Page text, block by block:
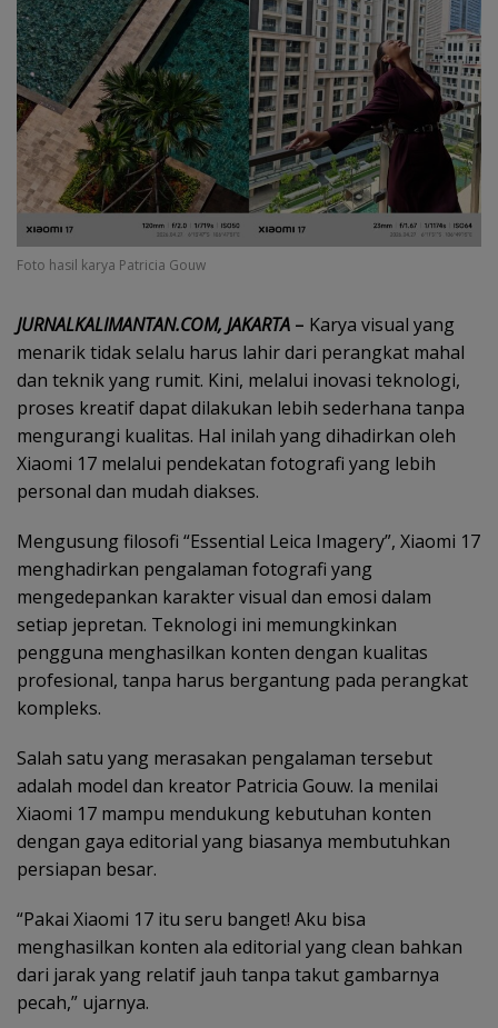
Foto hasil karya Patricia Gouw
JURNALKALIMANTAN.COM, JAKARTA – Karya visual yang
menarik tidak selalu harus lahir dari perangkat mahal
dan teknik yang rumit. Kini, melalui inovasi teknologi,
proses kreatif dapat dilakukan lebih sederhana tanpa
mengurangi kualitas. Hal inilah yang dihadirkan oleh
Xiaomi 17 melalui pendekatan fotografi yang lebih
personal dan mudah diakses.
Mengusung filosofi “Essential Leica Imagery”, Xiaomi 17
menghadirkan pengalaman fotografi yang
mengedepankan karakter visual dan emosi dalam
setiap jepretan. Teknologi ini memungkinkan
pengguna menghasilkan konten dengan kualitas
profesional, tanpa harus bergantung pada perangkat
kompleks.
Salah satu yang merasakan pengalaman tersebut
adalah model dan kreator Patricia Gouw. Ia menilai
Xiaomi 17 mampu mendukung kebutuhan konten
dengan gaya editorial yang biasanya membutuhkan
persiapan besar.
“Pakai Xiaomi 17 itu seru banget! Aku bisa
menghasilkan konten ala editorial yang clean bahkan
dari jarak yang relatif jauh tanpa takut gambarnya
pecah,” ujarnya.